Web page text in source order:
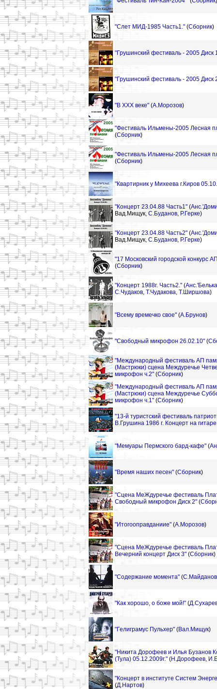
"Слет МИД-1985 Часть1." (Сборник)
"Грушинский фестиваль - 2005 Диск
"Грушинский фестиваль - 2005 Диск
"В ХХХ веке" (А.Морозов)
"Фестиваль Ильмены-2005 Лесная
(Сборник)
"Фестиваль Ильмены-2005 Лесная
(Сборник)
"Квартирник у Михеева г.Киров
"Концерт 23.04.88 Часть1" (
Вад.Мищук, С.Буданов, Р.Герке)
"Концерт 23.04.88 Часть2" (
Вад.Мищук, С.Буданов, Р.Герке)
"17 Московский городской конкурс
(Сборник)
"Концерт 1988г. Часть2." (
С.Чудаков, Т.Чудакова, Т.Ширшова)
"Всему времечко свое" (А.Брунов)
"Свободный микрофон 26.02.10" (
"Международный фестиваль АП
(Мастрюки) сцена Междуречье
микрофон ч.2" (Сборник)
"Международный фестиваль АП
(Мастрюки) сцена Междуречье
микрофон ч.1" (Сборник)
"13-й туристский фестиваль
В.Грушина 1986 г. Концерт на
"Мемуары Пермского бард-кафе" (
"Время наших песен" (Сборник)
"Сцена МеЖдуречье фестиваль
Свободный микрофон Диск 2" (
"Итогооправданиие" (А.Морозов)
"Сцена МеЖдуречье фестиваль
Вечерний концерт Диск 3" (Сборник)
"Содержание момента" (С.Майданов
"Как хорошо, о боже мой!" (
"Гелиграмус Пульхер" (Вал.Мищук)
"Никита Дорофеев и Илья Бузанов
(Тула) 05.12.2009г." (Н.Дорофеев,
"Концерт в институте Систем
(Д.Нартов)